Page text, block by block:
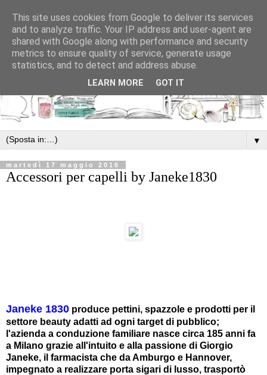
▼
martedì 17 maggio 2016
Accessori per capelli by Janeke1830
Janeke 1830 produce pettini, spazzole e prodotti per il
settore beauty adatti ad ogni target di pubblico;
l'azienda a conduzione familiare nasce circa 185 anni fa
a Milano grazie all'intuito e alla passione di Giorgio
Janeke, il farmacista che da Amburgo e Hannover,
impegnato a realizzare porta sigari di lusso, trasportò
This site uses cookies from Google to deliver its services
and to analyze traffic. Your IP address and user-agent are
shared with Google along with performance and security
metrics to ensure quality of service, generate usage
statistics, and to detect and address abuse.
LEARN MORE GOT IT